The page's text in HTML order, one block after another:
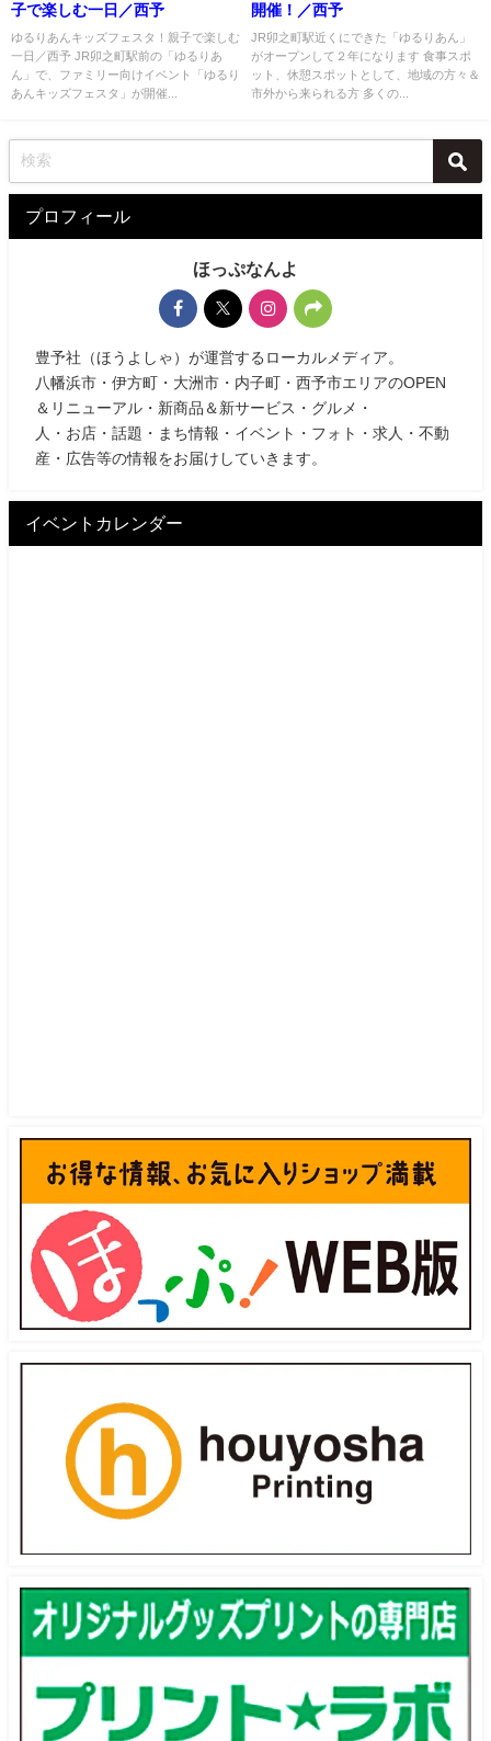
子で楽しむ一日／西予
ゆるりあんキッズフェスタ！親子で楽しむ
一日／西予 JR卯之町駅前の「ゆるりあ
ん」で、ファミリー向けイベント「ゆるり
あんキッズフェスタ」が開催...
開催！／西予
JR卯之町駅近くにできた「ゆるりあん」
がオープンして２年になります 食事スポ
ット、休憩スポットとして、地域の方々＆
市外から来られる方 多くの...
プロフィール
ほっぷなんよ
豊予社（ほうよしゃ）が運営するローカルメディア。
八幡浜市・伊方町・大洲市・内子町・西予市エリアのOPEN
＆リニューアル・新商品＆新サービス・グルメ・
人・お店・話題・まち情報・イベント・フォト・求人・不動
産・広告等の情報をお届けしていきます。
イベントカレンダー